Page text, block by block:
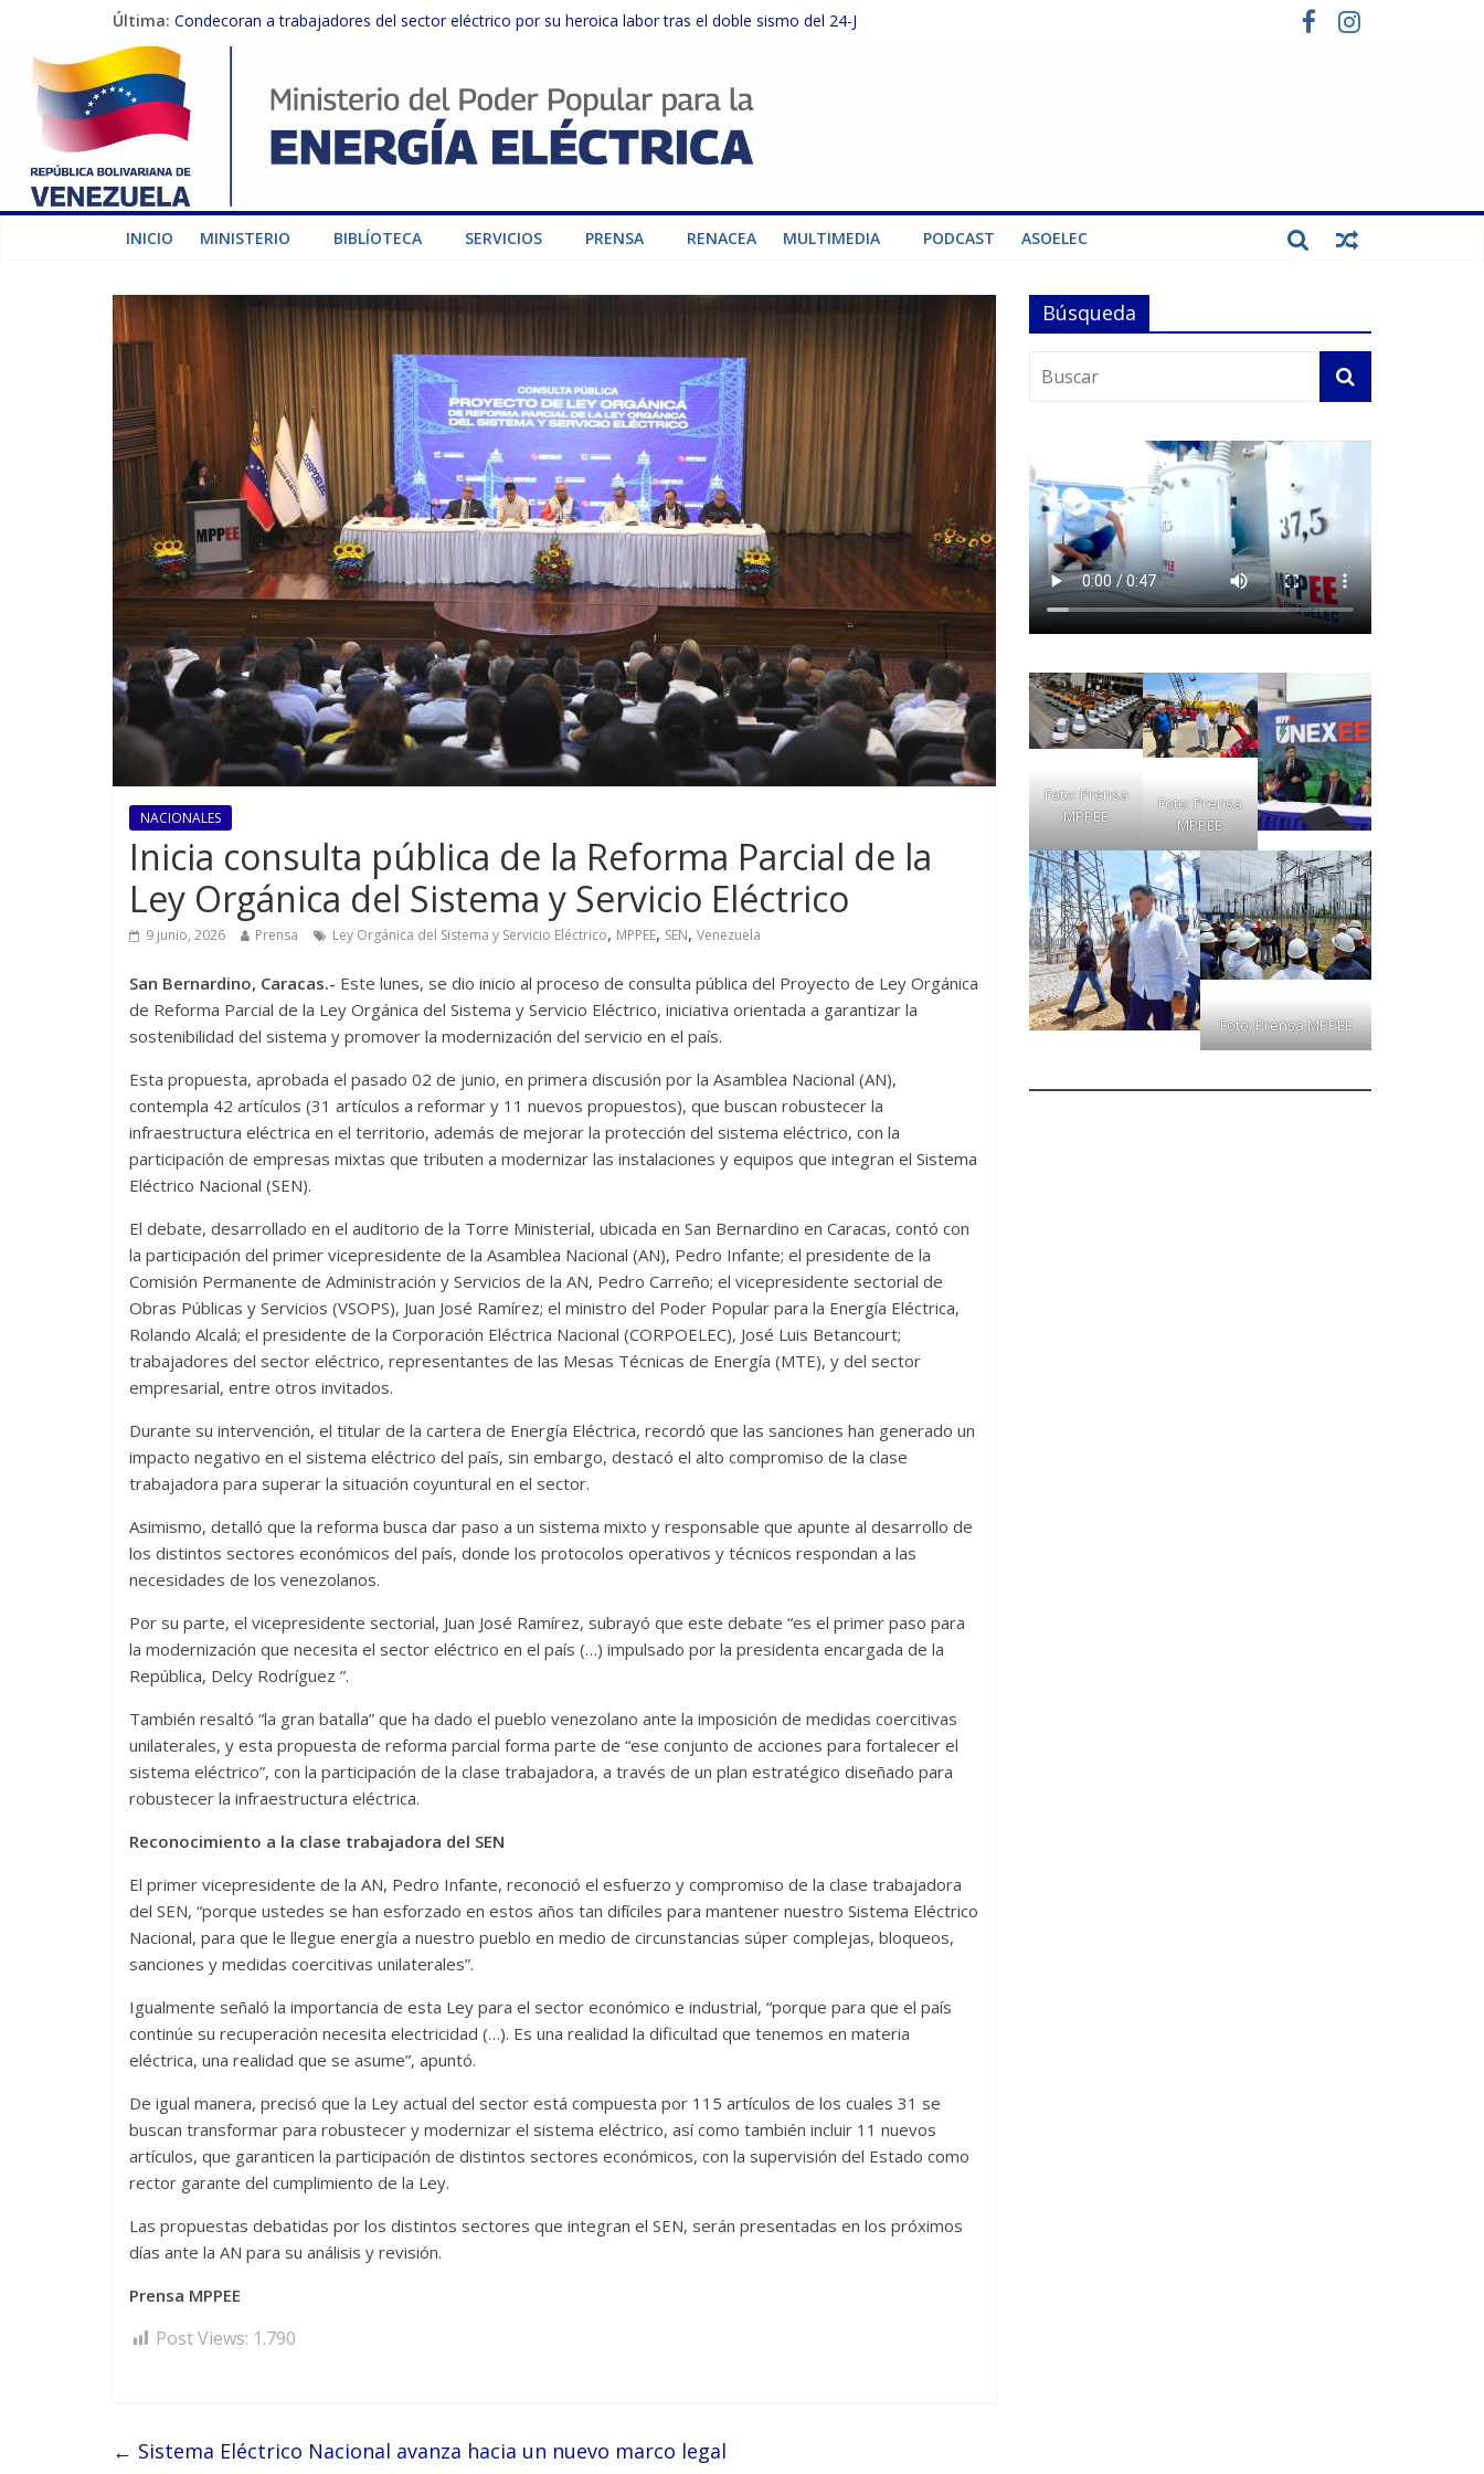
Última: Condecoran a trabajadores del sector eléctrico por su heroica labor tras el doble sismo del 24-J
Gobierno Nacional coordina acciones con el sector privado para fortalecer el SEN ante el «Súper Niño»
Inspeccionan trabajos de rehabilitación en instalaciones del SEN en Carabobo
Gobierno Nacional activa plan preventivo para fortalecer el SEN ante el fenómeno de El Niño
Termocarabobo recupera el 50% de su capacidad de generación para fortalecer el SEN
INICIO MINISTERIO BIBLÍOTECA SERVICIOS PRENSA RENACEA MULTIMEDIA PODCAST ASOELEC
NACIONALES
Inicia consulta pública de la Reforma Parcial de la
Ley Orgánica del Sistema y Servicio Eléctrico
9 junio, 2026 Prensa Ley Orgánica del Sistema y Servicio Eléctrico, MPPEE, SEN, Venezuela
San Bernardino, Caracas.- Este lunes, se dio inicio al proceso de consulta pública del Proyecto de Ley Orgánica
de Reforma Parcial de la Ley Orgánica del Sistema y Servicio Eléctrico, iniciativa orientada a garantizar la
sostenibilidad del sistema y promover la modernización del servicio en el país.
Esta propuesta, aprobada el pasado 02 de junio, en primera discusión por la Asamblea Nacional (AN),
contempla 42 artículos (31 artículos a reformar y 11 nuevos propuestos), que buscan robustecer la
infraestructura eléctrica en el territorio, además de mejorar la protección del sistema eléctrico, con la
participación de empresas mixtas que tributen a modernizar las instalaciones y equipos que integran el Sistema
Eléctrico Nacional (SEN).
El debate, desarrollado en el auditorio de la Torre Ministerial, ubicada en San Bernardino en Caracas, contó con
la participación del primer vicepresidente de la Asamblea Nacional (AN), Pedro Infante; el presidente de la
Comisión Permanente de Administración y Servicios de la AN, Pedro Carreño; el vicepresidente sectorial de
Obras Públicas y Servicios (VSOPS), Juan José Ramírez; el ministro del Poder Popular para la Energía Eléctrica,
Rolando Alcalá; el presidente de la Corporación Eléctrica Nacional (CORPOELEC), José Luis Betancourt;
trabajadores del sector eléctrico, representantes de las Mesas Técnicas de Energía (MTE), y del sector
empresarial, entre otros invitados.
Durante su intervención, el titular de la cartera de Energía Eléctrica, recordó que las sanciones han generado un
impacto negativo en el sistema eléctrico del país, sin embargo, destacó el alto compromiso de la clase
trabajadora para superar la situación coyuntural en el sector.
Asimismo, detalló que la reforma busca dar paso a un sistema mixto y responsable que apunte al desarrollo de
los distintos sectores económicos del país, donde los protocolos operativos y técnicos respondan a las
necesidades de los venezolanos.
Por su parte, el vicepresidente sectorial, Juan José Ramírez, subrayó que este debate “es el primer paso para
la modernización que necesita el sector eléctrico en el país (…) impulsado por la presidenta encargada de la
República, Delcy Rodríguez ”.
También resaltó “la gran batalla” que ha dado el pueblo venezolano ante la imposición de medidas coercitivas
unilaterales, y esta propuesta de reforma parcial forma parte de “ese conjunto de acciones para fortalecer el
sistema eléctrico”, con la participación de la clase trabajadora, a través de un plan estratégico diseñado para
robustecer la infraestructura eléctrica.
Reconocimiento a la clase trabajadora del SEN
El primer vicepresidente de la AN, Pedro Infante, reconoció el esfuerzo y compromiso de la clase trabajadora
del SEN, “porque ustedes se han esforzado en estos años tan difíciles para mantener nuestro Sistema Eléctrico
Nacional, para que le llegue energía a nuestro pueblo en medio de circunstancias súper complejas, bloqueos,
sanciones y medidas coercitivas unilaterales”.
Igualmente señaló la importancia de esta Ley para el sector económico e industrial, “porque para que el país
continúe su recuperación necesita electricidad (…). Es una realidad la dificultad que tenemos en materia
eléctrica, una realidad que se asume”, apuntó.
De igual manera, precisó que la Ley actual del sector está compuesta por 115 artículos de los cuales 31 se
buscan transformar para robustecer y modernizar el sistema eléctrico, así como también incluir 11 nuevos
artículos, que garanticen la participación de distintos sectores económicos, con la supervisión del Estado como
rector garante del cumplimiento de la Ley.
Las propuestas debatidas por los distintos sectores que integran el SEN, serán presentadas en los próximos
días ante la AN para su análisis y revisión.
Prensa MPPEE
Post Views: 1.790
← Sistema Eléctrico Nacional avanza hacia un nuevo marco legal
Búsqueda
Foto: Prensa
MPPEE
Foto: Prensa
MPPEE
Foto: Prensa MPPEE